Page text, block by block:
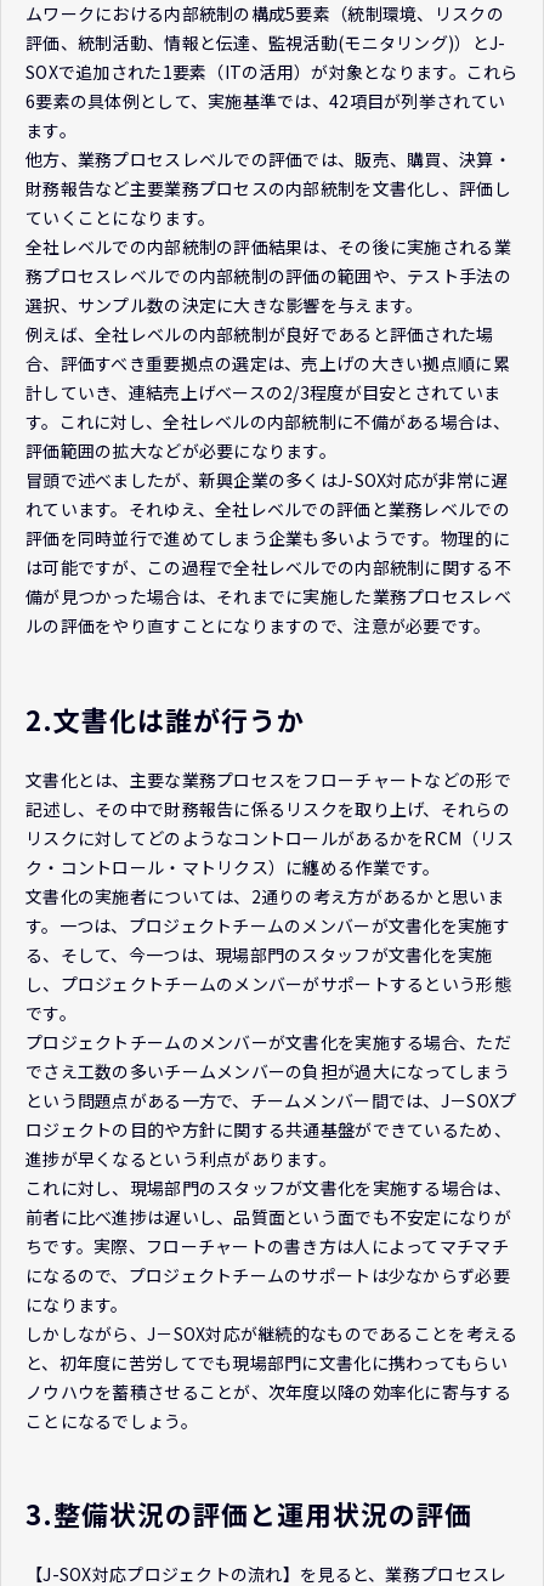
ムワークにおける内部統制の構成5要素（統制環境、リスクの
評価、統制活動、情報と伝達、監視活動(モニタリング)）とJ-
SOXで追加された1要素（ITの活用）が対象となります。これら
6要素の具体例として、実施基準では、42項目が列挙されてい
ます。
他方、業務プロセスレベルでの評価では、販売、購買、決算・
財務報告など主要業務プロセスの内部統制を文書化し、評価し
ていくことになります。
全社レベルでの内部統制の評価結果は、その後に実施される業
務プロセスレベルでの内部統制の評価の範囲や、テスト手法の
選択、サンプル数の決定に大きな影響を与えます。
例えば、全社レベルの内部統制が良好であると評価された場
合、評価すべき重要拠点の選定は、売上げの大きい拠点順に累
計していき、連結売上げベースの2/3程度が目安とされていま
す。これに対し、全社レベルの内部統制に不備がある場合は、
評価範囲の拡大などが必要になります。
冒頭で述べましたが、新興企業の多くはJ-SOX対応が非常に遅
れています。それゆえ、全社レベルでの評価と業務レベルでの
評価を同時並行で進めてしまう企業も多いようです。物理的に
は可能ですが、この過程で全社レベルでの内部統制に関する不
備が見つかった場合は、それまでに実施した業務プロセスレベ
ルの評価をやり直すことになりますので、注意が必要です。
2.文書化は誰が行うか
文書化とは、主要な業務プロセスをフローチャートなどの形で
記述し、その中で財務報告に係るリスクを取り上げ、それらの
リスクに対してどのようなコントロールがあるかをRCM（リス
ク・コントロール・マトリクス）に纏める作業です。
文書化の実施者については、2通りの考え方があるかと思いま
す。一つは、プロジェクトチームのメンバーが文書化を実施す
る、そして、今一つは、現場部門のスタッフが文書化を実施
し、プロジェクトチームのメンバーがサポートするという形態
です。
プロジェクトチームのメンバーが文書化を実施する場合、ただ
でさえ工数の多いチームメンバーの負担が過大になってしまう
という問題点がある一方で、チームメンバー間では、J－SOXプ
ロジェクトの目的や方針に関する共通基盤ができているため、
進捗が早くなるという利点があります。
これに対し、現場部門のスタッフが文書化を実施する場合は、
前者に比べ進捗は遅いし、品質面という面でも不安定になりが
ちです。実際、フローチャートの書き方は人によってマチマチ
になるので、プロジェクトチームのサポートは少なからず必要
になります。
しかしながら、J－SOX対応が継続的なものであることを考える
と、初年度に苦労してでも現場部門に文書化に携わってもらい
ノウハウを蓄積させることが、次年度以降の効率化に寄与する
ことになるでしょう。
3.整備状況の評価と運用状況の評価
【J-SOX対応プロジェクトの流れ】を見ると、業務プロセスレ